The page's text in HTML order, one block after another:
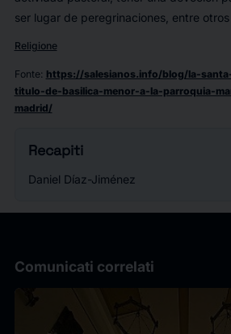
ser lugar de peregrinaciones, entre
Religione
Fonte: https://salesianos.info/blog/la-
titulo-de-basilica-menor-a-la-parroquia-
madrid/
Recapiti
Daniel Díaz-Jiménez
Comunicati correlati